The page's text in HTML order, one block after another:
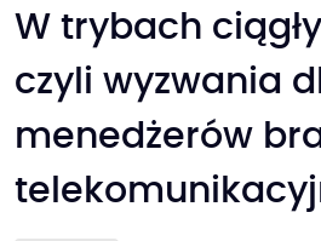
W trybach
czyli wyzwania
menedżerów